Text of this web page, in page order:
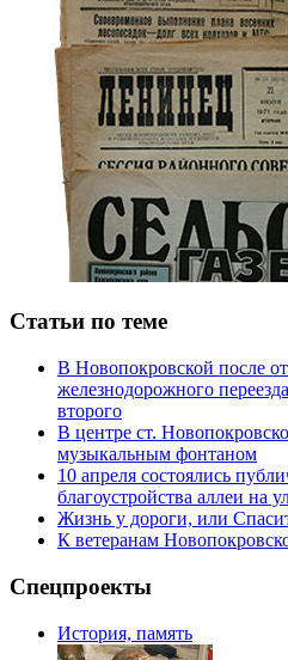
Статьи по теме
В Новопокровской после
железнодорожного
второго
В центре ст.
музыкальным фонтаном
10 апреля состоялись
благоустройства аллеи на
Жизнь у дороги, или
К ветеранам
Спецпроекты
История, память